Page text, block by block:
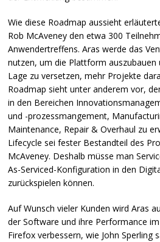
Wie diese Roadmap aussieht
Rob McAveney den etwa 300
Anwendertreffens. Aras werde das
nutzen, um die Plattform auszubauen
Lage zu versetzen, mehr Projekte
Roadmap sieht unter anderem vor,
in den Bereichen
und -prozessmangement,
Maintenance, Repair & Overhaul zu
Lifecycle sei fester Bestandteil des
McAveney. Deshalb müsse man
As-Serviced-Konfiguration in den
zurückspielen können.
Auf Wunsch vieler Kunden wird Aras
der Software und ihre Performance
Firefox verbessern, wie John Sperling